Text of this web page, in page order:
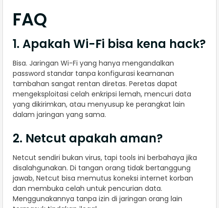
FAQ
1. Apakah Wi-Fi bisa kena hack?
Bisa. Jaringan Wi-Fi yang hanya mengandalkan
password standar tanpa konfigurasi keamanan
tambahan sangat rentan diretas. Peretas dapat
mengeksploitasi celah enkripsi lemah, mencuri data
yang dikirimkan, atau menyusup ke perangkat lain
dalam jaringan yang sama.
2. Netcut apakah aman?
Netcut sendiri bukan virus, tapi tools ini berbahaya jika
disalahgunakan. Di tangan orang tidak bertanggung
jawab, Netcut bisa memutus koneksi internet korban
dan membuka celah untuk pencurian data.
Menggunakannya tanpa izin di jaringan orang lain